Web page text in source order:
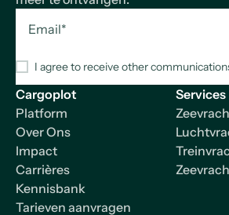
Cargoplot
Platform
Over Ons
Impact
Carrières
Kennisbank
Tarieven aanvragen
Services
I agree to receive other